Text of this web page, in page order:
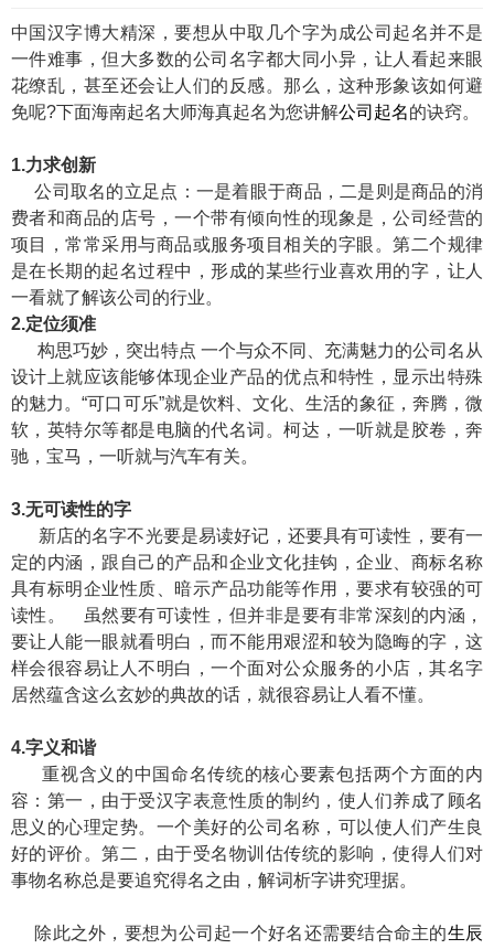
中国汉字博大精深，要想从中取几个字为成公司起名并不是
一件难事，但大多数的公司名字都大同小异，让人看起来眼
花缭乱，甚至还会让人们的反感。那么，这种形象该如何避
免呢?下面海南起名大师海真起名为您讲解公司起名的诀窍。
1.力求创新
公司取名的立足点：一是着眼于商品，二是则是商品的消
费者和商品的店号，一个带有倾向性的现象是，公司经营的
项目，常常采用与商品或服务项目相关的字眼。第二个规律
是在长期的起名过程中，形成的某些行业喜欢用的字，让人
一看就了解该公司的行业。
2.定位须准
构思巧妙，突出特点 一个与众不同、充满魅力的公司名从
设计上就应该能够体现企业产品的优点和特性，显示出特殊
的魅力。“可口可乐”就是饮料、文化、生活的象征，奔腾，微
软，英特尔等都是电脑的代名词。柯达，一听就是胶卷，奔
驰，宝马，一听就与汽车有关。
3.无可读性的字
新店的名字不光要是易读好记，还要具有可读性，要有一
定的内涵，跟自己的产品和企业文化挂钩，企业、商标名称
具有标明企业性质、暗示产品功能等作用，要求有较强的可
读性。 虽然要有可读性，但并非是要有非常深刻的内涵，
要让人能一眼就看明白，而不能用艰涩和较为隐晦的字，这
样会很容易让人不明白，一个面对公众服务的小店，其名字
居然蕴含这么玄妙的典故的话，就很容易让人看不懂。
4.字义和谐
重视含义的中国命名传统的核心要素包括两个方面的内
容：第一，由于受汉字表意性质的制约，使人们养成了顾名
思义的心理定势。一个美好的公司名称，可以使人们产生良
好的评价。第二，由于受名物训估传统的影响，使得人们对
事物名称总是要追究得名之由，解词析字讲究理据。
除此之外，要想为公司起一个好名还需要结合命主的生辰